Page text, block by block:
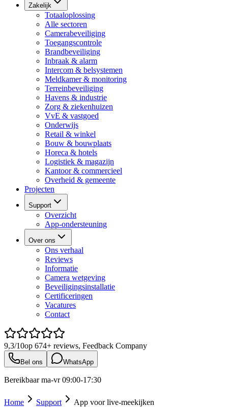
Zakelijk
Totaaloplossing
Alle sectoren
Camerabeveiliging
Toegangscontrole
Brandbeveiliging
Inbraak & alarm
Intercom & belsystemen
Meldkamer & monitoring
Terreinbeveiliging
Havens & industrie
Zorg & ziekenhuizen
VvE & vastgoed
Onderwijs
Retail & winkel
Bouw & bouwplaats
Horeca & hotels
Logistiek & magazijn
Kantoor & commercieel
Overheid & gemeente
Projecten
Support
Overzicht
App-ondersteuning
Over ons
Ons verhaal
Reviews
Informatie
Camera wetgeving
Beveiligingsinstallatie
Certificeringen
Vacatures
Contact
9,3/10op 674+ reviews, Feedback Company
Bel ons WhatsApp
Bereikbaar ma-vr 09:00-17:30
Home Support
App voor live-meekijken